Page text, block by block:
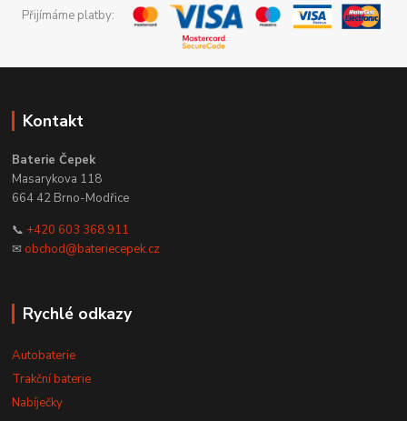
Přijímáme platby:
Kontakt
Baterie Čepek
Masarykova 118
664 42 Brno-Modřice
📞 +420 603 368 911
✉ obchod@bateriecepek.cz
Rychlé odkazy
Autobaterie
Trakční baterie
Nabíječky